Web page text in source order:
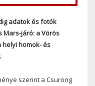
adatok és fotók
Mars-járó: a Vörös
helyi homok- és
szerint a Csurong